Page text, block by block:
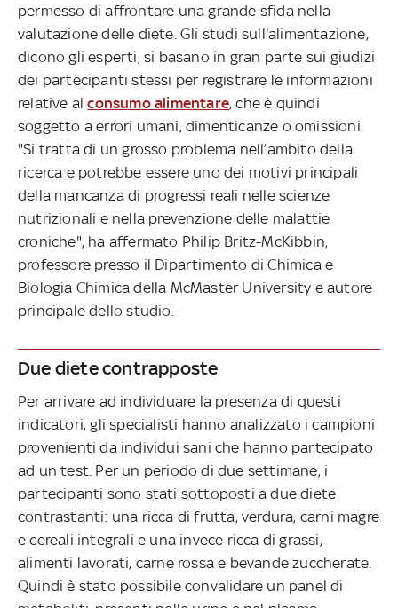
permesso di affrontare una grande sfida nella
valutazione delle diete. Gli studi sull'alimentazione,
dicono gli esperti, si basano in gran parte sui giudizi
dei partecipanti stessi per registrare le informazioni
relative alconsumo alimentare, che è quindi
soggetto a errori umani, dimenticanze o omissioni.
"Si tratta di un grosso problema nell’ambito della
ricerca e potrebbe essere uno dei motivi principali
della mancanza di progressi reali nelle scienze
nutrizionali e nella prevenzione delle malattie
croniche", ha affermato Philip Britz-McKibbin,
professore presso il Dipartimento di Chimica e
Biologia Chimica della McMaster University e autore
principale dello studio.
Due diete contrapposte
Per arrivare ad individuare la presenza di questi
indicatori, gli specialisti hanno analizzato i campioni
provenienti da individui sani che hanno partecipato
ad un test. Per un periodo di due settimane, i
partecipanti sono stati sottoposti a due diete
contrastanti: una ricca di frutta, verdura, carni magre
e cereali integrali e una invece ricca di grassi,
alimenti lavorati, carne rossa e bevande zuccherate.
Quindi è stato possibile convalidare un panel di